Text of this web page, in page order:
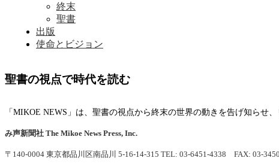
終末
聖書
出版
使命とビジョン
聖書の視点で時代を読む
「MIKOE NEWS」は、聖書の視点から終末の世界の動きを告げ知らせ
み声新聞社 The Mikoe News Press, Inc.
〒140-0004 東京都品川区南品川 5-16-14-315 TEL: 03-6451-4338 FAX: 03-